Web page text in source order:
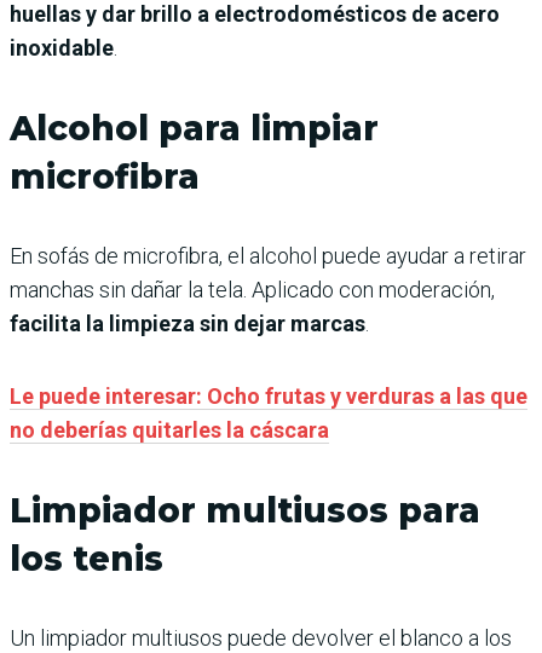
huellas y dar brillo a electrodomésticos de acero
inoxidable.
Alcohol para limpiar
microfibra
En sofás de microfibra, el alcohol puede ayudar a retirar
manchas sin dañar la tela. Aplicado con moderación,
facilita la limpieza sin dejar marcas.
Le puede interesar: Ocho frutas y verduras a las que
no deberías quitarles la cáscara
Limpiador multiusos para
los tenis
Un limpiador multiusos puede devolver el blanco a los